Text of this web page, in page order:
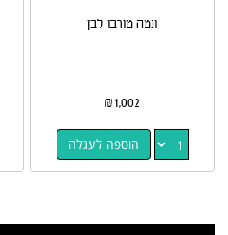
ונטה טורבו לבן
₪1,002
הוספה לעגלה